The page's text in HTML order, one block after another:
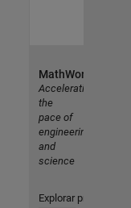
MathWorks
Accelerating
the
pace of
engineering
and
science
Explorar productos